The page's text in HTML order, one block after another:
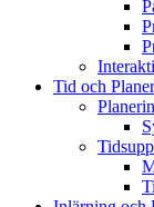
Tid och